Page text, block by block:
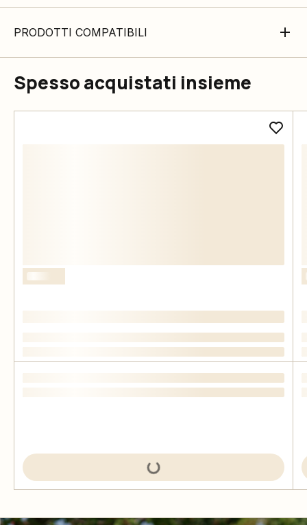
PRODOTTI COMPATIBILI
Spesso acquistati insieme